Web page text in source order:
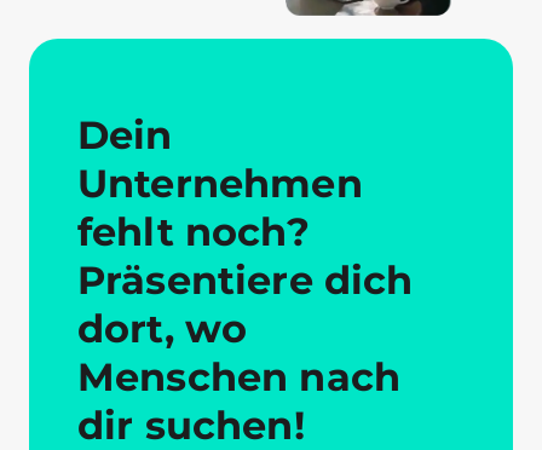
Dein
Unternehmen
fehlt noch?
Präsentiere dich
dort, wo
Menschen nach
dir suchen!